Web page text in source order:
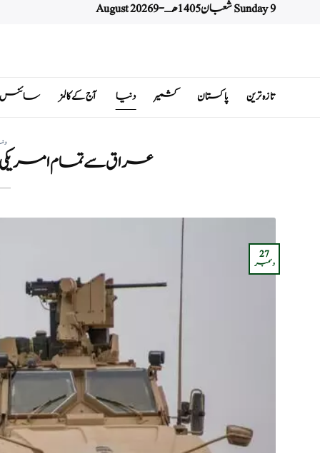
Sunday 9 شعبان 1405 هـ - 9 August 2026
تازہ ترین پاکستان کشمیر دنیا آج کے کالمز سائنس
عراق سے تمام امریکی
27
دسمبر